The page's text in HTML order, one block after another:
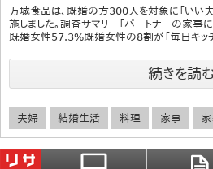
万城食品は、既婚の方300人を対象に「いい
施しました。調査サマリー「パートナーの家事
既婚女性57.3%既婚女性の8割が「毎日キッ
続きを読
夫婦 結婚生活 料理 家事